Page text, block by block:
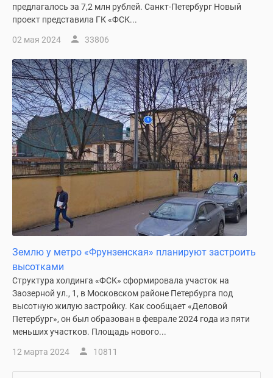
предлагалось за 7,2 млн рублей. Санкт-Петербург Новый
проект представила ГК «ФСК...
02 мая 2024 33806
Землю у метро «Фрунзенская» планируют застроить
высотками
Структура холдинга «ФСК» сформировала участок на
Заозерной ул., 1, в Московском районе Петербурга под
высотную жилую застройку. Как сообщает «Деловой
Петербург», он был образован в феврале 2024 года из пяти
меньших участков. Площадь нового...
12 марта 2024 10811